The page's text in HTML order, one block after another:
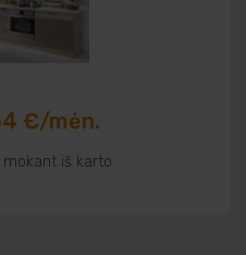
€/mėn.
mokant iš karto